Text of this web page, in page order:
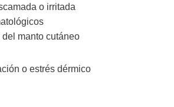
o irritada
manto cutáneo
o estrés dérmico